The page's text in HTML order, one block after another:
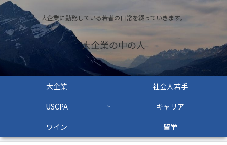
大企業に勤務している若者の日常を綴っていきます。
大企業の中の人
大企業
社会人若手
USCPA
キャリア
ワイン
留学